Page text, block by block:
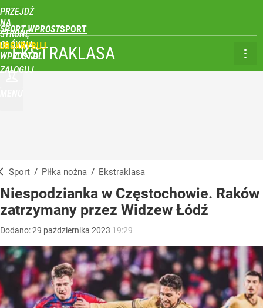
PRZEJDŹ
NA
STRONĘ
GŁÓWNĄ
WPROST.PL
SPORT WPROST
ZALOGUJ
EKSTRAKLASA
Sport / Piłka nożna / Ekstraklasa
Niespodzianka w Częstochowie. Raków
zatrzymany przez Widzew Łódź
Dodano:29 października 2023 19:29